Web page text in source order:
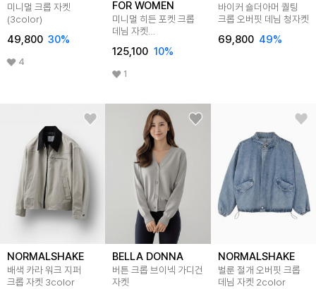
미니멀 크롭 자켓
(3color)
49,800 30%
4
FOR WOMEN
미니멀 히든 포켓 크롭
데님 자켓
125,100 10%
1
바이커 숄더아머 퀄팅
크롭 오버핏 데님 청자켓
69,800 49%
NORMALSHAKE
배색 카라 워크 지퍼
크롭 자켓 3color
BELLA DONNA
버튼 크롭 브이넥 가디건
자켓
NORMALSHAKE
벌룬 절개 오버핏 크롭
데님 자켓 2color